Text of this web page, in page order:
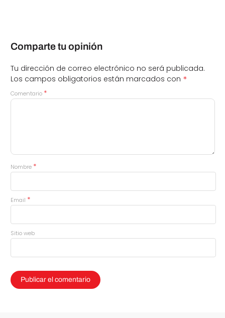
Comparte tu opinión
Tu dirección de correo electrónico no será publicada.
Los campos obligatorios están marcados con *
Comentario *
Nombre *
Email *
Sitio web